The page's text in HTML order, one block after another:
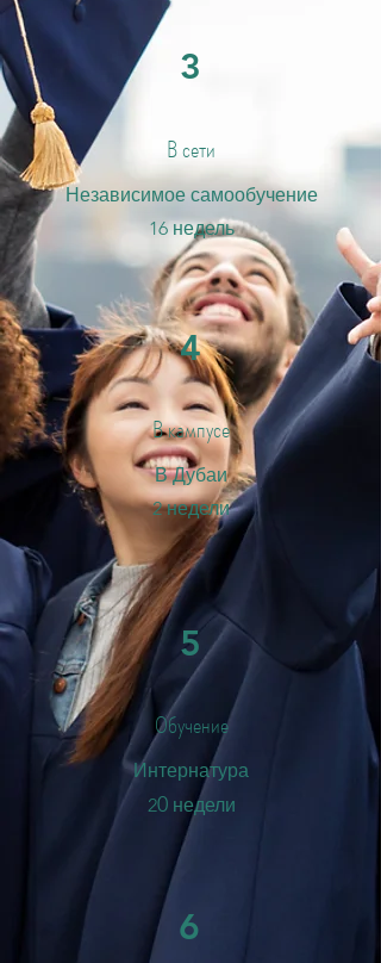
3
В сети
Независимое самообучение
16 недель
4
В кампусе
В Дубаи
2 недели
5
Обучение
Интернатура
20недели
6